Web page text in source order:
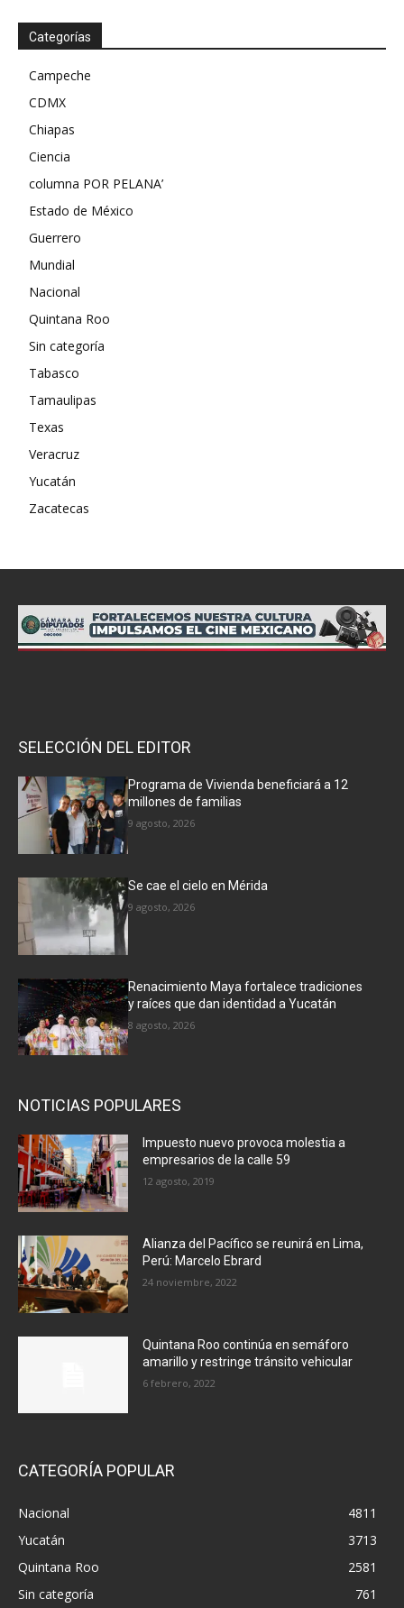
Categorías
Campeche
CDMX
Chiapas
Ciencia
columna POR PELANA’
Estado de México
Guerrero
Mundial
Nacional
Quintana Roo
Sin categoría
Tabasco
Tamaulipas
Texas
Veracruz
Yucatán
Zacatecas
SELECCIÓN DEL EDITOR
Programa de Vivienda beneficiará a 12
millones de familias
9 agosto, 2026
Se cae el cielo en Mérida
9 agosto, 2026
Renacimiento Maya fortalece tradiciones
y raíces que dan identidad a Yucatán
8 agosto, 2026
NOTICIAS POPULARES
Impuesto nuevo provoca molestia a
empresarios de la calle 59
12 agosto, 2019
Alianza del Pacífico se reunirá en Lima,
Perú: Marcelo Ebrard
24 noviembre, 2022
Quintana Roo continúa en semáforo
amarillo y restringe tránsito vehicular
6 febrero, 2022
CATEGORÍA POPULAR
Nacional
4811
Yucatán
3713
Quintana Roo
2581
Sin categoría
761